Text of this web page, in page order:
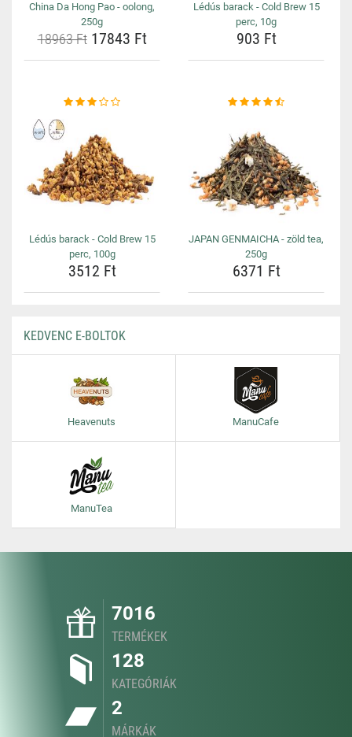
China Da Hong Pao - oolong,
250g
18963 Ft17843 Ft
Lédús barack - Cold Brew 15
perc, 10g
903 Ft
Lédús barack - Cold Brew 15
perc, 100g
3512 Ft
JAPAN GENMAICHA - zöld tea,
250g
6371 Ft
KEDVENC E-BOLTOK
Heavenuts ManuCafe
ManuTea
7016
TERMÉKEK
128
KATEGÓRIÁK
2
MÁRKÁK